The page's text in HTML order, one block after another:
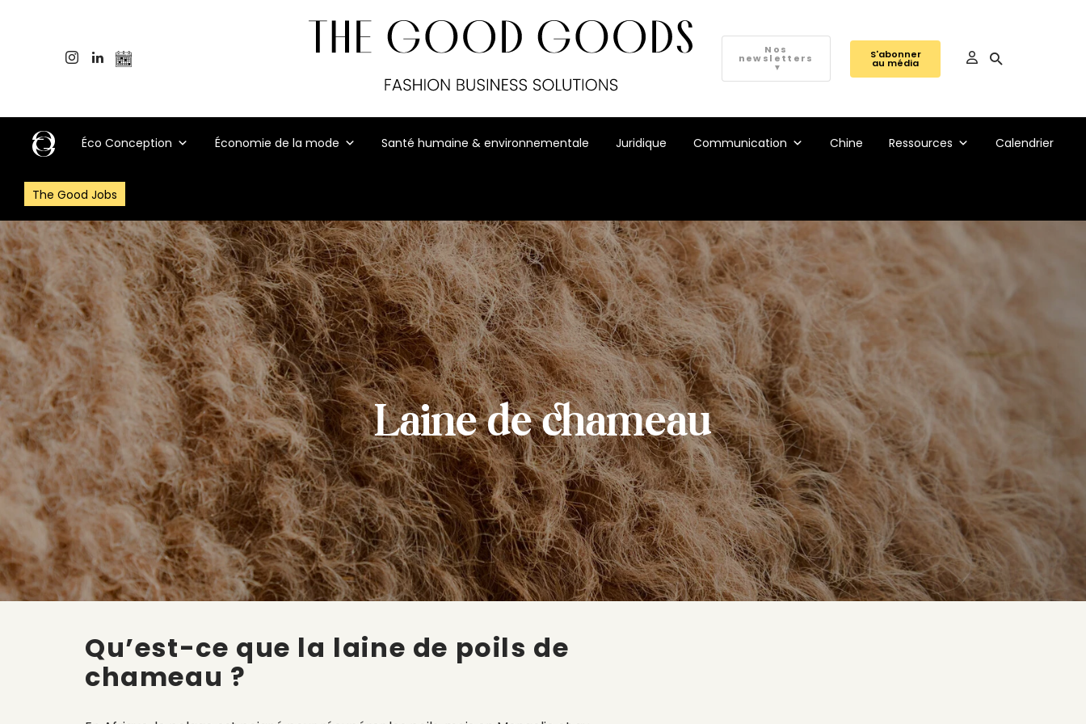
Nos
newsletters
▼
S'abonner
au média
Éco Conception Économie de la mode Santé humaine & environnementale Juridique Communication Chine Ressources Calendrier
The Good Jobs
Laine de chameau
Qu’est-ce que la laine de poils de
chameau ?